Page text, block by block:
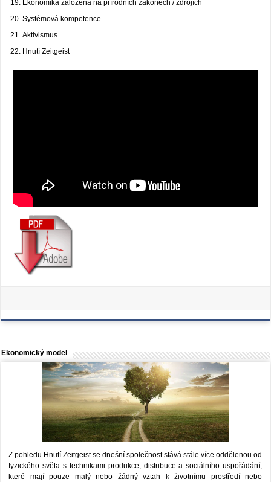
Ekonomika založená na přírodních zákonech / zdrojích
Systémová kompetence
Aktivismus
Hnutí Zeitgeist
Ekonomický model
Z pohledu Hnutí Zeitgeist se dnešní společnost stává stále více oddělenou od
fyzického světa s technikami produkce, distribuce a sociálního uspořádání,
které mají pouze malý nebo žádný vztah k životnímu prostředí nebo